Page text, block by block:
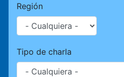
Región
Tipo de charla